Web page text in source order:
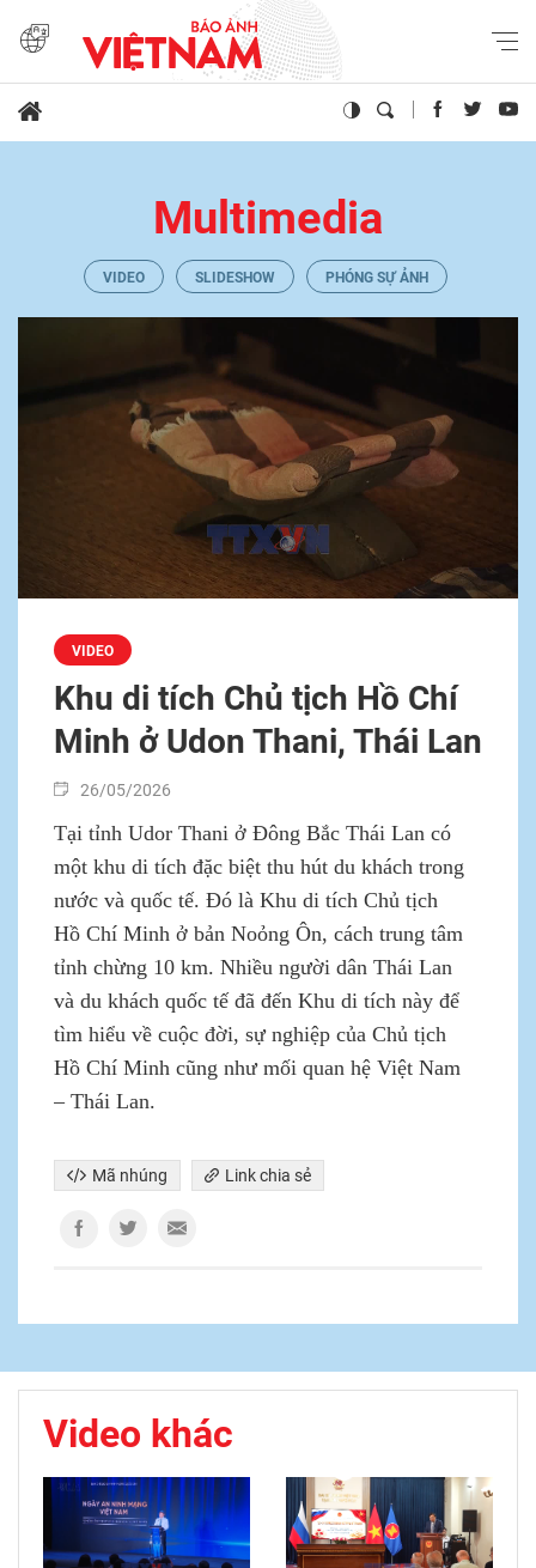
Multimedia
VIDEO SLIDESHOW PHÓNG SỰ ẢNH
VIDEO
Khu di tích Chủ tịch Hồ Chí
Minh ở Udon Thani, Thái Lan
26/05/2026
Tại tỉnh Udor Thani ở Đông Bắc Thái Lan có
một khu di tích đặc biệt thu hút du khách trong
nước và quốc tế. Đó là Khu di tích Chủ tịch
Hồ Chí Minh ở bản Noỏng Ôn, cách trung tâm
tỉnh chừng 10 km. Nhiều người dân Thái Lan
và du khách quốc tế đã đến Khu di tích này để
tìm hiểu về cuộc đời, sự nghiệp của Chủ tịch
Hồ Chí Minh cũng như mối quan hệ Việt Nam
– Thái Lan.
Mã nhúng Link chia sẻ
Video khác